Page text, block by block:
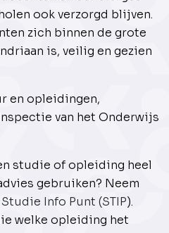
ook verzorgd blijven.
zich binnen de grote
is, veilig en gezien
en opleidingen,
van het Onderwijs
studie of opleiding heel
gebruiken? Neem
Studie Info Punt (STIP).
welke opleiding het